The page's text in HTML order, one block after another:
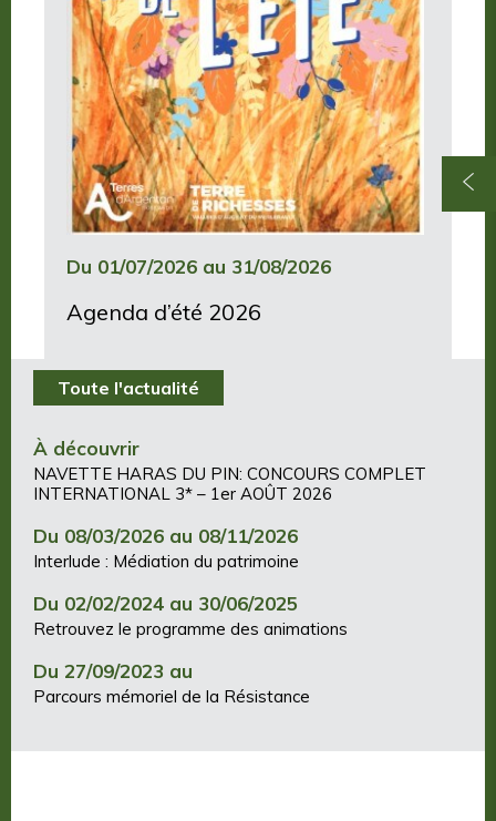
Du 01/07/2026 au 31/08/2026
Agenda d’été 2026
Toute l'actualité
À découvrir
NAVETTE HARAS DU PIN: CONCOURS COMPLET
INTERNATIONAL 3* – 1er AOÛT 2026
Du 08/03/2026 au 08/11/2026
Interlude : Médiation du patrimoine
Du 02/02/2024 au 30/06/2025
Retrouvez le programme des animations
Du 27/09/2023 au
Parcours mémoriel de la Résistance